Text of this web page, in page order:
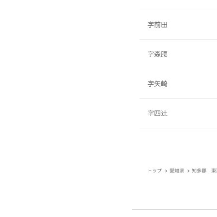
字前田
字森腰
字矢崎
字四辻
トップ 愛知県 知多郡 東